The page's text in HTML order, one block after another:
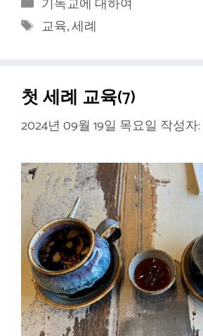
테
기독교에 대하여
태
교육,세례
첫 세례 교육(7)
2024년 09월 19일 목요일 작성자: